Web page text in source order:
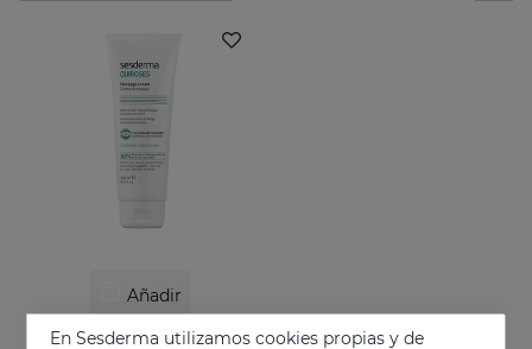
Añadir
QUIROSES Crema De Masaje
En Sesderma utilizamos cookies propias y de